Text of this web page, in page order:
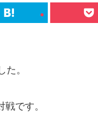
た。
です。